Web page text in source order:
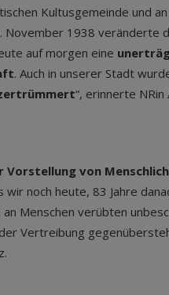
Kultusgemeinde und
November 1938 veränderte
auf morgen eine
. Auch in unserer Stadt
“, erinnerte NRin
Vorstellung von
noch heute, 83 Jahre
Menschen verübten
Vertreibung